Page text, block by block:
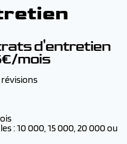
en cas d’accident,
ou sans tiers identifié
nous consulter
de Morvillars -
d'entretien
mois
: 10 000, 15 000, 20 000 ou